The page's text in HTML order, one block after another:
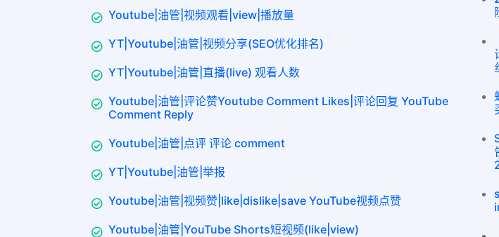
Youtube|油管|视频观看|view|播放量
YT|Youtube|油管|视频分享(SEO优化排名)
YT|Youtube|油管|直播(live) 观看人数
Youtube|油管|评论赞Youtube Comment Likes|评论回复 YouTube
Comment Reply
Youtube|油管|点评 评论 comment
YT|Youtube|油管|举报
Youtube|油管|视频赞|like|dislike|save YouTube视频点赞
Youtube|油管|YouTube Shorts短视频(like|view)